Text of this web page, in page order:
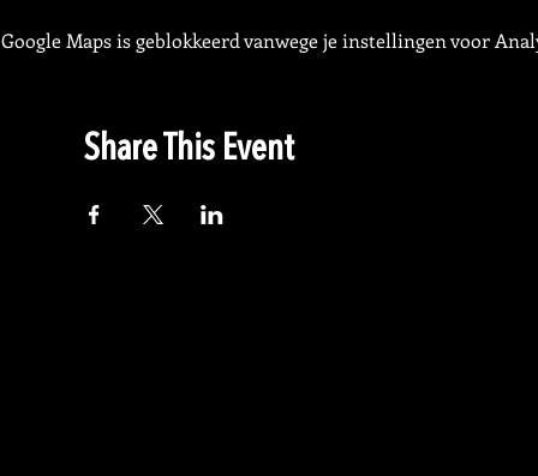
Google Maps is geblokkeerd vanwege je instellingen voor
Share This Event